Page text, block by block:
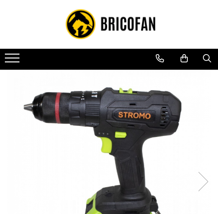
Toate Produsele
Vehicule electrice
Atv
Fără permis
Masini electrice
Piese de schimb vehicule electrice